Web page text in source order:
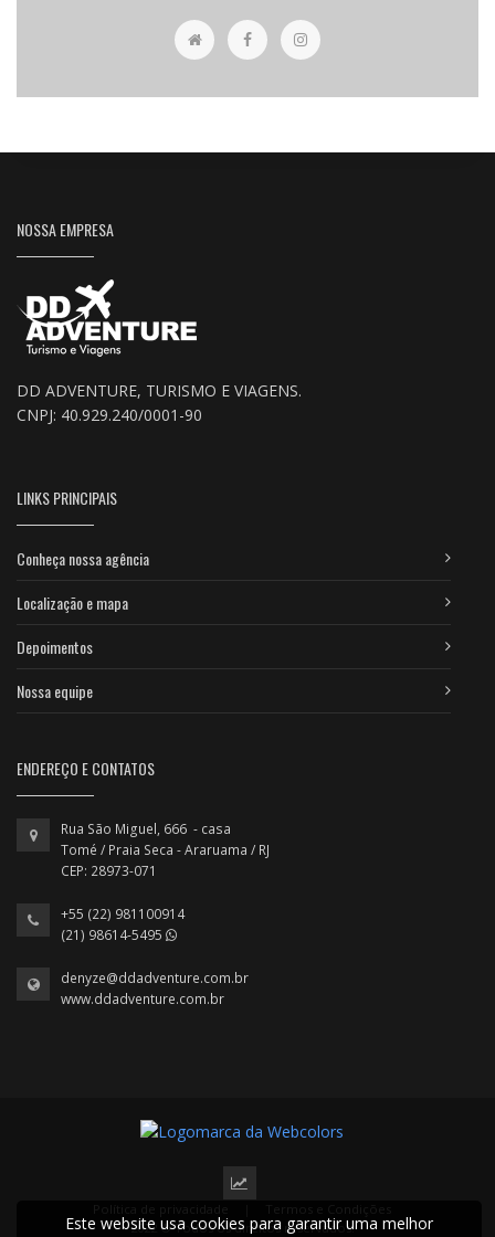
NOSSA EMPRESA
DD ADVENTURE, TURISMO E VIAGENS.
CNPJ: 40.929.240/0001-90
LINKS PRINCIPAIS
Conheça nossa agência
Localização e mapa
Depoimentos
Nossa equipe
ENDEREÇO E CONTATOS
Rua São Miguel, 666 - casa
Tomé / Praia Seca - Araruama / RJ
CEP: 28973-071
+55 (22) 981100914
(21) 98614-5495
denyze@ddadventure.com.br
www.ddadventure.com.br
2022 © Todos os direitos reservados.
Este website usa cookies para garantir uma melhor